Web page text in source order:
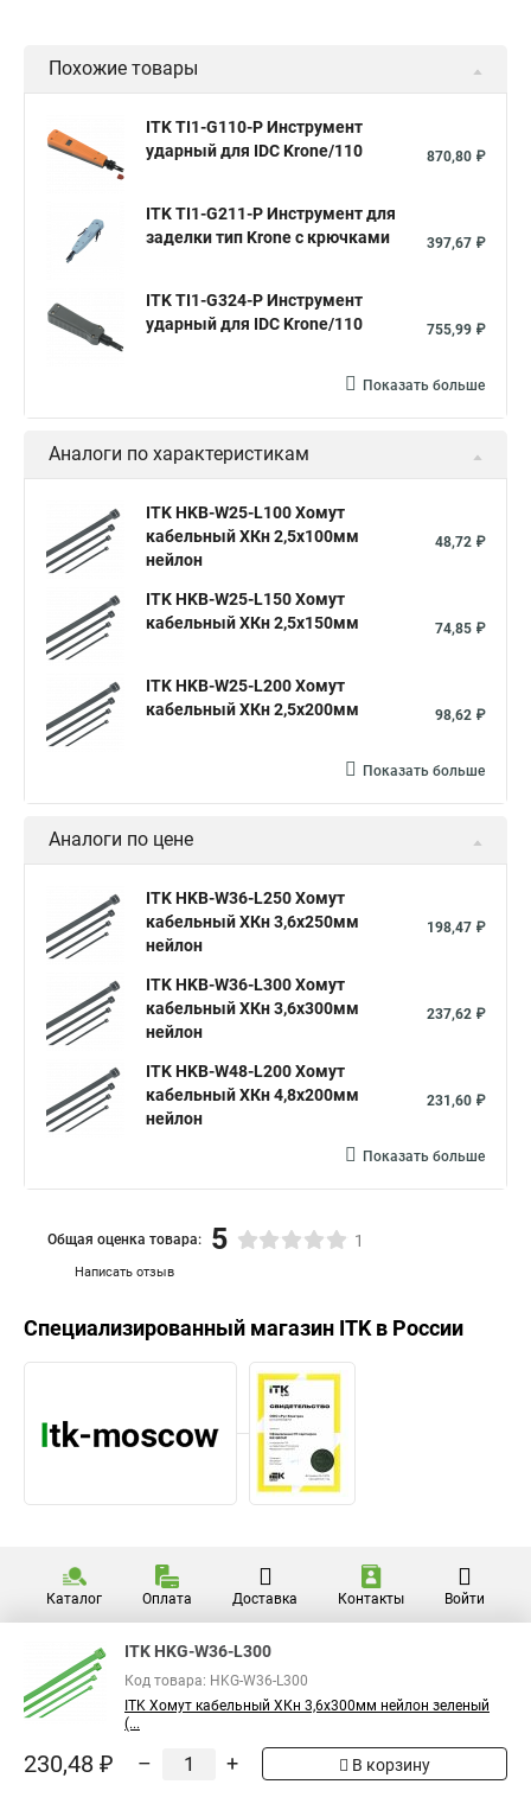
Похожие товары
ITK TI1-G110-P Инструмент
ударный для IDC Krone/110
870,80 ₽
ITK TI1-G211-P Инструмент для
заделки тип Krone с крючками
397,67 ₽
ITK TI1-G324-P Инструмент
ударный для IDC Krone/110
755,99 ₽
Показать больше
Аналоги по характеристикам
ITK HKB-W25-L100 Хомут
кабельный ХКн 2,5х100мм
нейлон
48,72 ₽
ITK HKB-W25-L150 Хомут
кабельный ХКн 2,5х150мм
74,85 ₽
ITK HKB-W25-L200 Хомут
кабельный ХКн 2,5х200мм
98,62 ₽
Показать больше
Аналоги по цене
ITK HKB-W36-L250 Хомут
кабельный ХКн 3,6х250мм
нейлон
198,47 ₽
ITK HKB-W36-L300 Хомут
кабельный ХКн 3,6х300мм
нейлон
237,62 ₽
ITK HKB-W48-L200 Хомут
кабельный ХКн 4,8х200мм
нейлон
231,60 ₽
Показать больше
Написать отзыв
Общая оценка товара: 5 1
Специализированный магазин ITKв России
Каталог Оплата Доставка Контакты Войти
ITK HKG-W36-L300
Код товара: HKG-W36-L300
ITK Хомут кабельный ХКн 3,6х300мм нейлон зеленый
(...
230,48 ₽ – + В корзину